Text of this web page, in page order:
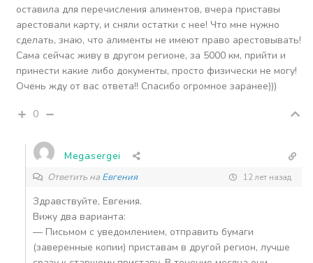
оставила для перечисления алиментов, вчера приставы
арестовали карту, и сняли остатки с нее! Что мне нужно
сделать, знаю, что алименты не имеют право арестовывать!
Сама сейчас живу в другом регионе, за 5000 км, прийти и
принести какие либо документы, просто физически не могу!
Очень жду от вас ответа!! Спасибо огромное заранее)))
0
Megasergei
Ответить на Евгения 12 лет назад
Здравствуйте, Евгения.
Вижу два варианта:
— Письмом с уведомлением, отправить бумаги
(заверенные копии) приставам в другой регион, лучше